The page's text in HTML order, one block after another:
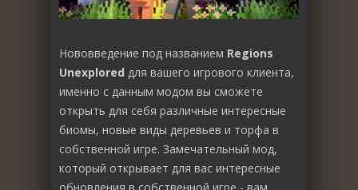
Нововведение под названием Regions
Unexplored для вашего игрового клиента,
именно с данным модом вы сможете
открыть для себя различные интересные
биомы, новые виды деревьев и торфа в
собственной игре. Замечательный мод,
который открывает для вас интересные